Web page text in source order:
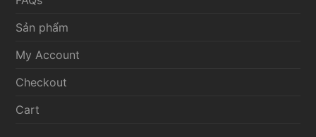
Sản phẩm
My Account
Checkout
Cart